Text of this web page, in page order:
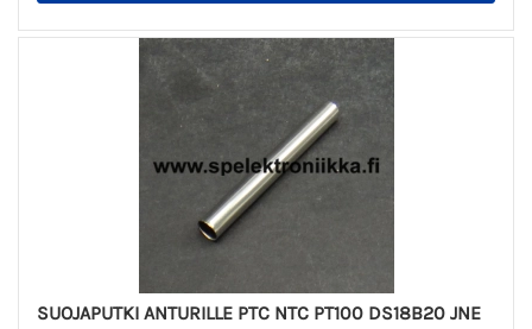
SUOJAPUTKI ANTURILLE PTC NTC PT100 DS18B20 JNE